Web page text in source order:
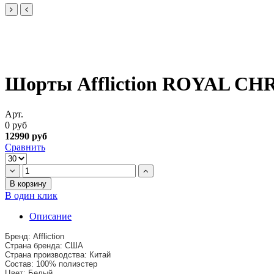
Шорты Affliction ROYAL
Арт.
0 руб
12990 руб
Сравнить
В корзину
В один клик
Описание
Бренд: Affliction
Страна бренда: США
Страна производства: Китай
Состав: 100% полиэстер